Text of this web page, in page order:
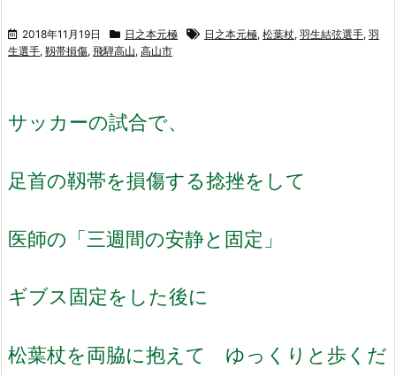
2018年11月19日 日之本元極 日之本元極, 松葉杖, 羽生結弦選手, 羽
生選手, 靱帯損傷, 飛騨高山, 高山市
サッカーの試合で、
足首の靱帯を損傷する捻挫をして
医師の「三週間の安静と固定」
ギブス固定をした後に
松葉杖を両脇に抱えて ゆっくりと歩くだ